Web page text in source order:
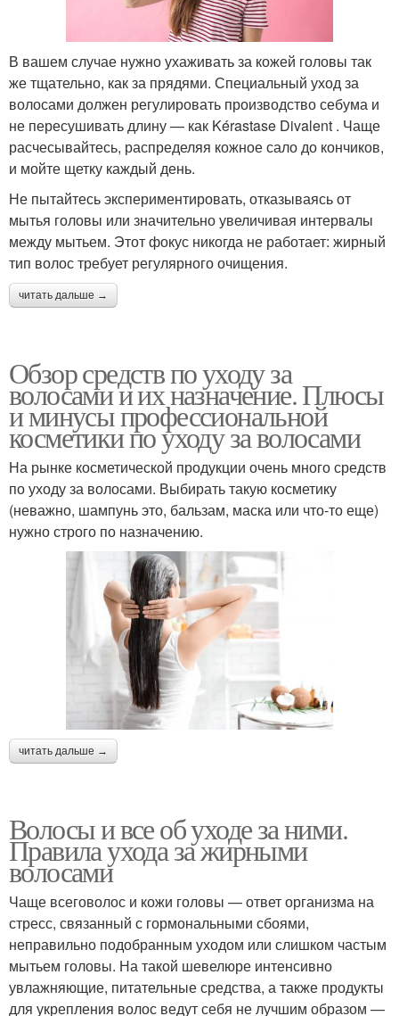
В вашем случае нужно ухаживать за кожей головы так
же тщательно, как за прядями. Специальный уход за
волосами должен регулировать производство себума и
не пересушивать длину — как Kérastase Divalent . Чаще
расчесывайтесь, распределяя кожное сало до кончиков,
и мойте щетку каждый день.
Не пытайтесь экспериментировать, отказываясь от
мытья головы или значительно увеличивая интервалы
между мытьем. Этот фокус никогда не работает: жирный
тип волос требует регулярного очищения.
читать дальше →
Обзор средств по уходу за
волосами и их назначение. Плюсы
и минусы профессиональной
косметики по уходу за волосами
На рынке косметической продукции очень много средств
по уходу за волосами. Выбирать такую косметику
(неважно, шампунь это, бальзам, маска или что-то еще)
нужно строго по назначению.
читать дальше →
Волосы и все об уходе за ними.
Правила ухода за жирными
волосами
Чаще всеговолос и кожи головы — ответ организма на
стресс, связанный с гормональными сбоями,
неправильно подобранным уходом или слишком частым
мытьем головы. На такой шевелюре интенсивно
увлажняющие, питательные средства, а также продукты
для укрепления волос ведут себя не лучшим образом —